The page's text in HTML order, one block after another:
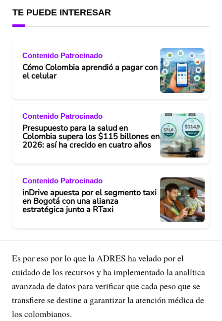
TE PUEDE INTERESAR
Contenido Patrocinado
Cómo Colombia aprendió a pagar con
el celular
Contenido Patrocinado
Presupuesto para la salud en
Colombia supera los $115 billones en
2026: así ha crecido en cuatro años
Contenido Patrocinado
inDrive apuesta por el segmento taxi
en Bogotá con una alianza
estratégica junto a RTaxi
Es por eso por lo que la ADRES ha velado por el
cuidado de los recursos y ha implementado la analítica
avanzada de datos para verificar que cada peso que se
transfiere se destine a garantizar la atención médica de
los colombianos.